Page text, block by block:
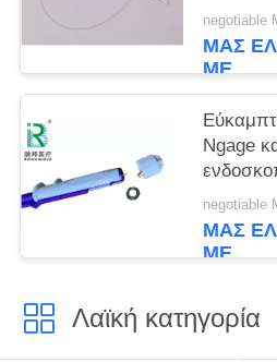
negotiable
ΜΑΣ
ΜΕ
Ngage
πέτρινη
negotiable
ΜΑΣ
ΜΕ
Λαϊκή κατηγορία